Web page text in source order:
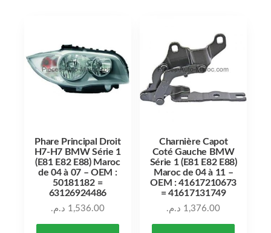
Phare Principal Droit
H7-H7 BMW Série 1
(E81 E82 E88) Maroc
de 04 à 07 – OEM :
50181182 =
63126924486
1,536.00 د.م.
Charnière Capot
Coté Gauche BMW
Série 1 (E81 E82 E88)
Maroc de 04 à 11 –
OEM : 41617210673
= 41617131749
1,376.00 د.م.